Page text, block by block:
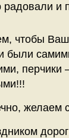
радовали и
чтобы
были
желаем